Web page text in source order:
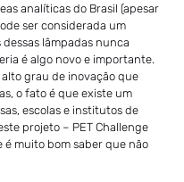
analíticas do Brasil (apesar
ser considerada um
lâmpadas nunca
é algo novo e importante.
grau de inovação que
o fato é que existe um
escolas e institutos de
projeto – PET Challenge
é muito bom saber que não